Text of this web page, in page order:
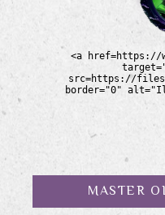
MASTER